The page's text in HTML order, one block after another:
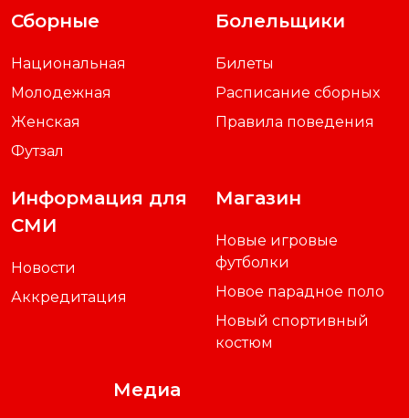
Сборные
Национальная
Молодежная
Женская
Футзал
Болельщики
Билеты
Расписание сборных
Правила поведения
Информация для
СМИ
Новости
Аккредитация
Магазин
Новые игровые
футболки
Новое парадное поло
Новый спортивный
костюм
Медиа